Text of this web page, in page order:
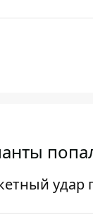
удар